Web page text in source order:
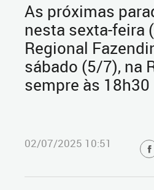
As próximas
nesta sexta-feira
Regional
sábado (5/7), na
sempre às 18h30
02/07/2025 10:51